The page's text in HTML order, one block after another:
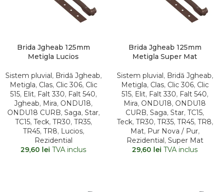
Brida Jgheab 125mm
Metigla Lucios
Sistem pluvial , Bridă Jgheab,
Metigla, Clas, Clic 306, Clic
515, Elit, Falt 330, Falt 540,
Jgheab, Mira, ONDU18,
ONDU18 CURB, Saga, Star,
TC15, Teck, TR30, TR35,
TR45, TR8, Lucios,
Rezidential
29,60 lei TVA inclus
Brida Jgheab 125mm
Metigla Super Mat
Sistem pluvial , Bridă Jgheab,
Metigla, Clas, Clic 306, Clic
515, Elit, Falt 330, Falt 540,
Mira, ONDU18, ONDU18
CURB, Saga, Star, TC15,
Teck, TR30, TR35, TR45, TR8,
Mat, Pur Nova / Pur,
Rezidential , Super Mat
29,60 lei TVA inclus